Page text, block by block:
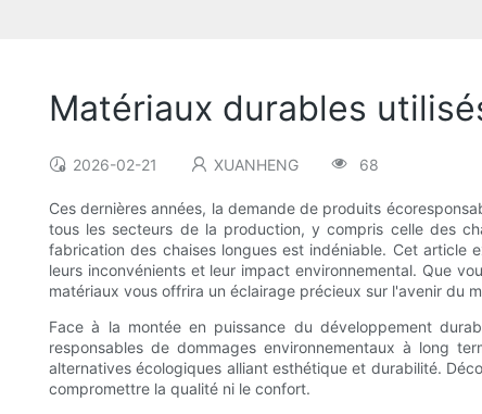
Matériaux durables
2026-02-21 XUANHENG 68
Ces dernières années, la demande de produits
tous les secteurs de la production, y compris celle des
fabrication des chaises longues est indéniable. Cet article
leurs inconvénients et leur impact environnemental. Que
matériaux vous offrira un éclairage précieux sur l'avenir du
Face à la montée en puissance du développement
responsables de dommages environnementaux à long
alternatives écologiques alliant esthétique et durabilité.
compromettre la qualité ni le confort.